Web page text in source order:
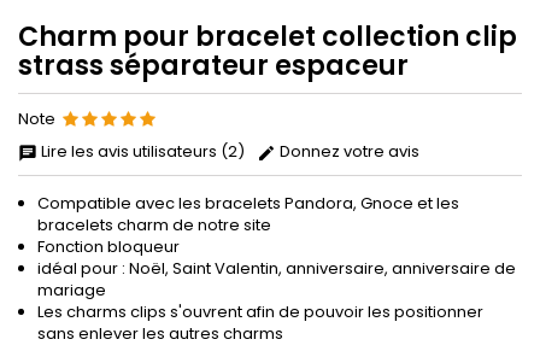
Charm pour bracelet collection clip
strass séparateur espaceur
Note
Lire les avis utilisateurs (2)
Donnez votre avis
Compatible avec les bracelets Pandora, Gnoce et les
bracelets charm de notre site
Fonction bloqueur
idéal pour : Noël, Saint Valentin, anniversaire, anniversaire de
mariage
Les charms clips s'ouvrent afin de pouvoir les positionner
sans enlever les autres charms